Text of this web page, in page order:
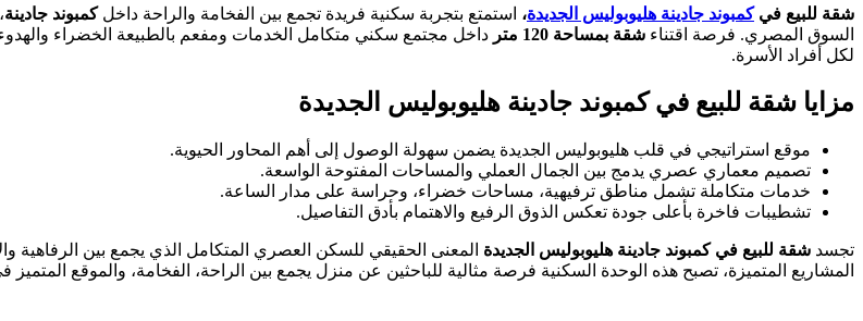
شقة للبيع فيكمبوند جادينة هليوبوليس الجديدة، استمتع بتجربة سكنية فريدة تجمع بين الفخامة والراحة داخلكمبوند جادينة
السوق المصري. فرصة اقتناء شقة بمساحة 120 متر
داخل مجتمع سكني متكامل الخدمات ومفعم بالطبيعة الخضراء
لكل أفراد الأسرة.
مزايا شقة للبيع في كمبوند جادينة هليوبوليس الجديدة
موقع استراتيجي في قلب هليوبوليس الجديدة يضمن سهولة الوصول إلى أهم المحاور الحيوية.
تصميم معماري عصري يدمج بين الجمال العملي والمساحات المفتوحة الواسعة.
خدمات متكاملة تشمل مناطق ترفيهية، مساحات خضراء، وحراسة على مدار الساعة.
تشطيبات فاخرة بأعلى جودة تعكس الذوق الرفيع والاهتمام بأدق التفاصيل.
تجسد شقة للبيع في كمبوند جادينة هليوبوليس الجديدة المعنى الحقيقي للسكن العصري المتكامل الذي يجمع بين الرفاهية
المشاريع المتميزة، تصبح هذه الوحدة السكنية فرصة مثالية للباحثين عن منزل يجمع بين الراحة، الفخامة، والموقع